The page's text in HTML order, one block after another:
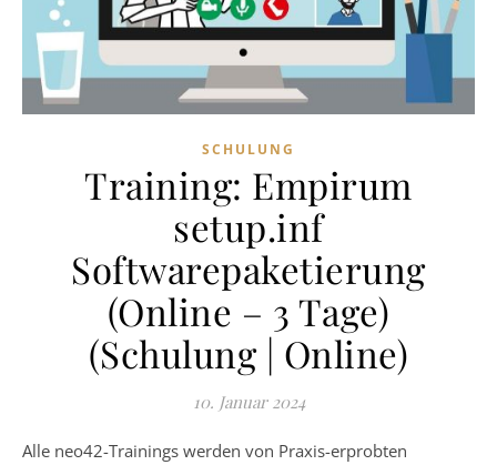
SCHULUNG
Training: Empirum
setup.inf
Softwarepaketierung
(Online – 3 Tage)
(Schulung | Online)
10. Januar 2024
Alle neo42-Trainings werden von Praxis-erprobten